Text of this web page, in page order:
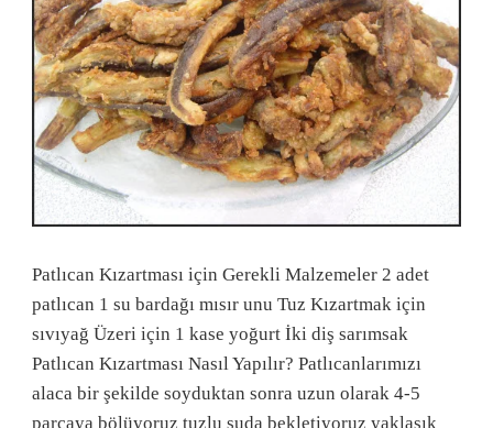
Patlıcan Kızartması için Gerekli Malzemeler 2 adet
patlıcan 1 su bardağı mısır unu Tuz Kızartmak için
sıvıyağ Üzeri için 1 kase yoğurt İki diş sarımsak
Patlıcan Kızartması Nasıl Yapılır? Patlıcanlarımızı
alaca bir şekilde soyduktan sonra uzun olarak 4-5
parçaya bölüyoruz tuzlu suda bekletiyoruz yaklaşık